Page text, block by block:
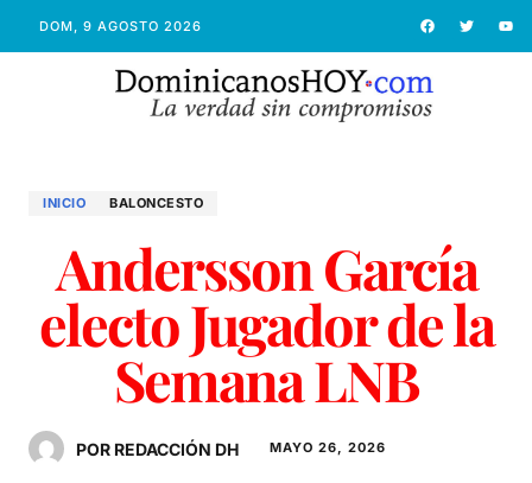
DOM, 9 AGOSTO 2026
INICIO BALONCESTO
Andersson García
electo Jugador de la
Semana LNB
POR REDACCIÓN DH MAYO 26, 2026